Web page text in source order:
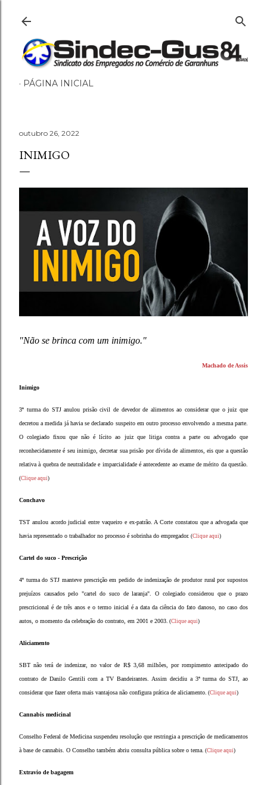
PÁGINA INICIAL
outubro 26, 2022
INIMIGO
"Não se brinca com um inimigo."
Machado de Assis
Inimigo
3ª turma do STJ anulou prisão civil de devedor de alimentos ao considerar que o juiz que
decretou a medida já havia se declarado suspeito em outro processo envolvendo a mesma parte.
O colegiado fixou que não é lícito ao juiz que litiga contra a parte ou advogado que
reconhecidamente é seu inimigo, decretar sua prisão por dívida de alimentos, eis que a questão
relativa à quebra de neutralidade e imparcialidade é antecedente ao exame de mérito da questão.
(Clique aqui)
Conchavo
TST anulou acordo judicial entre vaqueiro e ex-patrão. A Corte constatou que a advogada que
havia representado o trabalhador no processo é sobrinha do empregador. (Clique aqui)
Cartel do suco - Prescrição
4ª turma do STJ manteve prescrição em pedido de indenização de produtor rural por supostos
prejuízos causados pelo "cartel do suco de laranja". O colegiado considerou que o prazo
prescricional é de três anos e o termo inicial é a data da ciência do fato danoso, no caso dos
autos, o momento da celebração do contrato, em 2001 e 2003. (Clique aqui)
Aliciamento
SBT não terá de indenizar, no valor de R$ 3,68 milhões, por rompimento antecipado do
contrato de Danilo Gentili com a TV Bandeirantes. Assim decidiu a 3ª turma do STJ, ao
considerar que fazer oferta mais vantajosa não configura prática de aliciamento. (Clique aqui)
Cannabis medicinal
Conselho Federal de Medicina suspendeu resolução que restringia a prescrição de medicamentos
à base de cannabis. O Conselho também abriu consulta pública sobre o tema. (Clique aqui)
Extravio de bagagem